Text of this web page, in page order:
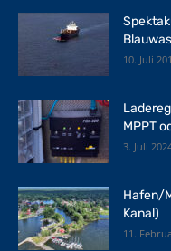
10. Juli
MPPT
3. Juli
Hafen/
Kanal)
11.